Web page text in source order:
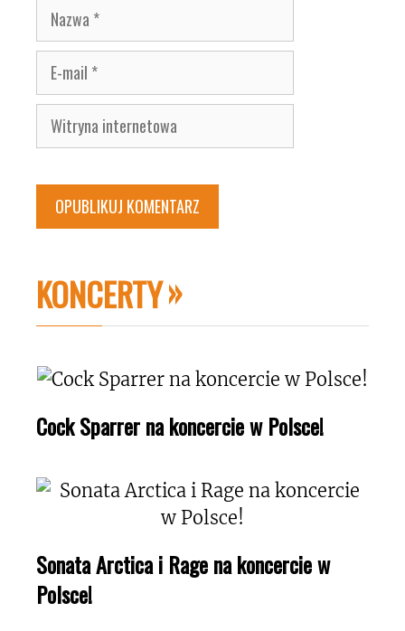
Nazwa
E-
mail
Witryna
internetowa
KONCERTY
Cock Sparrer na koncercie w Polsce!
Sonata Arctica i Rage na koncercie w
Polsce!